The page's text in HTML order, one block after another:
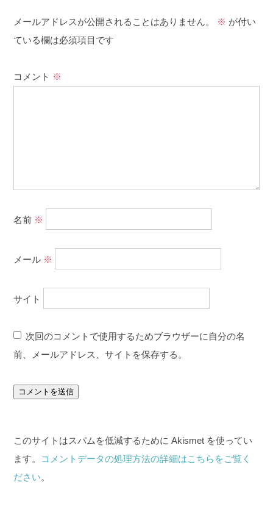
メールアドレスが公開されることはありません。 ※ が付い
ている欄は必須項目です
コメント ※
名前 ※
メール ※
サイト
次回のコメントで使用するためブラウザーに自分の名
前、メールアドレス、サイトを保存する。
このサイトはスパムを低減するために Akismet を使ってい
ます。 コメントデータの処理方法の詳細はこちらをご覧く
ださい。